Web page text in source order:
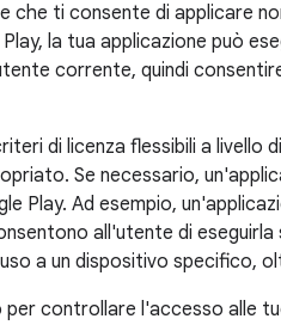
che ti consente di applicare
la tua applicazione può
corrente, quindi
di licenza flessibili a livello
Se necessario,
Play. Ad esempio,
all'utente di
a un dispositivo specifico,
per controllare l'accesso alle